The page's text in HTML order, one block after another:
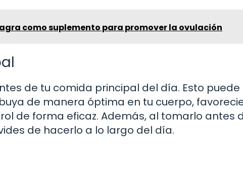
como suplemento para promover la ovulación
de tu comida principal del día. Esto puede
de manera óptima en tu cuerpo,
de forma eficaz. Además, al tomarlo antes
de hacerlo a lo largo del día.